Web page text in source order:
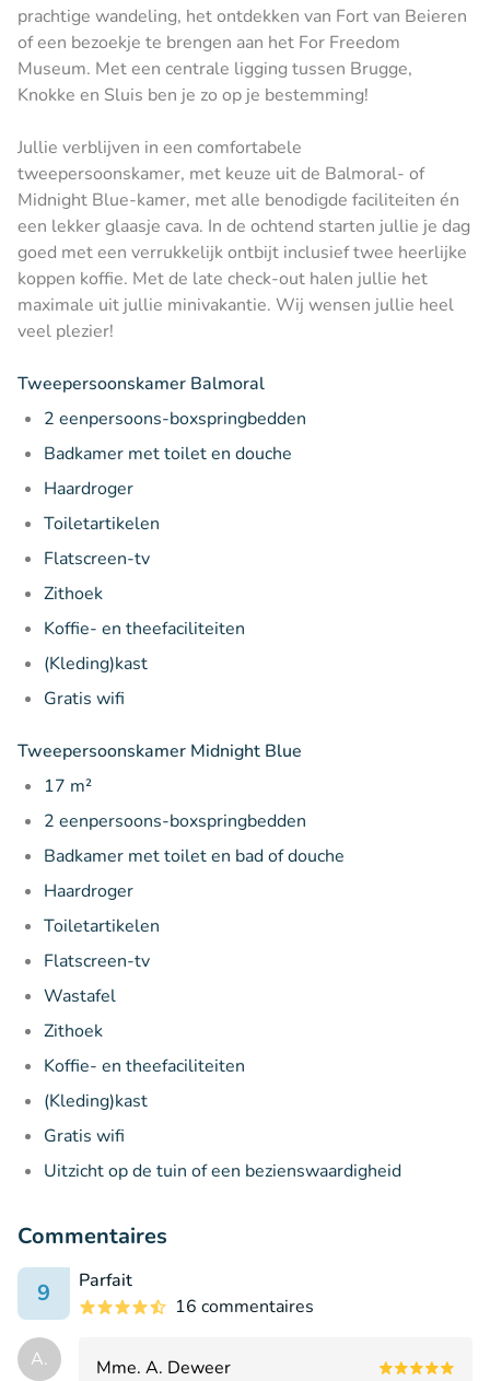
prachtige wandeling, het ontdekken van Fort van Beieren
of een bezoekje te brengen aan het For Freedom
Museum. Met een centrale ligging tussen Brugge,
Knokke en Sluis ben je zo op je bestemming!
Jullie verblijven in een comfortabele
tweepersoonskamer, met keuze uit de Balmoral- of
Midnight Blue-kamer, met alle benodigde faciliteiten én
een lekker glaasje cava. In de ochtend starten jullie je dag
goed met een verrukkelijk ontbijt inclusief twee heerlijke
koppen koffie. Met de late check-out halen jullie het
maximale uit jullie minivakantie. Wij wensen jullie heel
veel plezier!
Tweepersoonskamer Balmoral
2 eenpersoons-boxspringbedden
Badkamer met toilet en douche
Haardroger
Toiletartikelen
Flatscreen-tv
Zithoek
Koffie- en theefaciliteiten
(Kleding)kast
Gratis wifi
Tweepersoonskamer Midnight Blue
17 m²
2 eenpersoons-boxspringbedden
Badkamer met toilet en bad of douche
Haardroger
Toiletartikelen
Flatscreen-tv
Wastafel
Zithoek
Koffie- en theefaciliteiten
(Kleding)kast
Gratis wifi
Uitzicht op de tuin of een bezienswaardigheid
Commentaires
9
Parfait
16 commentaires
A.
Mme. A. Deweer